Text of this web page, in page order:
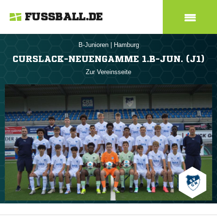
FUSSBALL.DE
B-Junioren Hamburg
CURSLACK-NEUENGAMME 1.B-JUN. (J1)
Zur Vereinsseite